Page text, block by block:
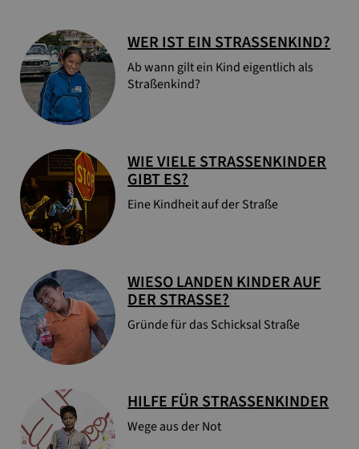
WER IST EIN STRASSENKIND?
Ab wann gilt ein Kind eigentlich als
Straßenkind?
WIE VIELE STRASSENKINDER G
IBT ES?
Eine Kindheit auf der Straße
WIESO LANDEN KINDER AUF
DER STRASSE?
Gründe für das Schicksal Straße
HILFE FÜR STRASSENKINDER
Wege aus der Not